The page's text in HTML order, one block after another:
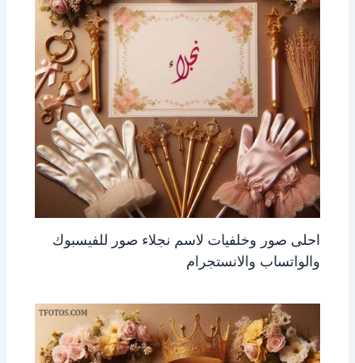
احلى صور وخلفيات لاسم نجلاء صور للفيسبوك
والواتساب والانستجرام